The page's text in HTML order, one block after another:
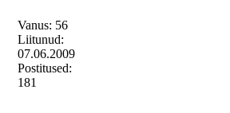
Vanus: 56
Liitunud:
07.06.2009
Postitused:
181